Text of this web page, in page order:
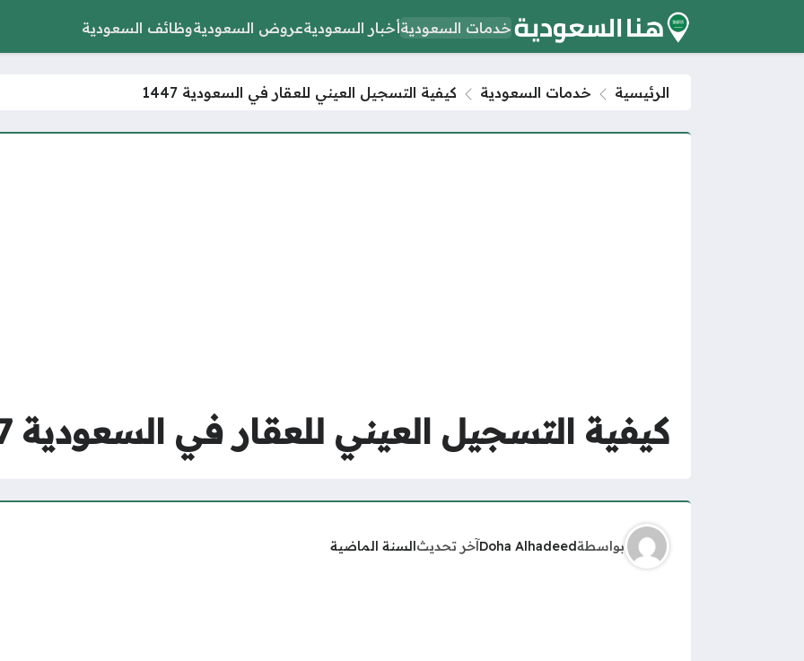
خدمات السعوديةأخبار السعوديةعروض السعوديةوظائف السعودية
الرئيسية خدمات السعودية كيفية التسجيل العيني للعقار في السعودية 1447
كيفية التسجيل العيني للعقار في السعودية 1447
بواسطةDoha Alhadeedآخر تحديثالسنة الماضية